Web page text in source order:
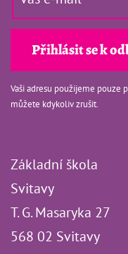
Vaši adresu použijeme pouze
můžete kdykoliv zrušit.
Základní škola
Svitavy
T. G. Masaryka 27
568 02 Svitavy